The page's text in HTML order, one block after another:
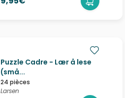
Puzzle Cadre - Lær å lese
(små...
24 pièces
Larsen